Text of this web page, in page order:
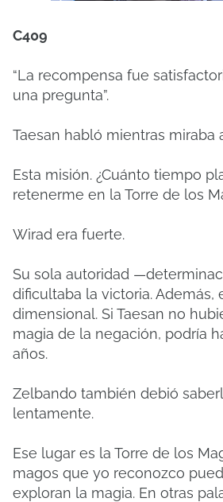
C409
“La recompensa fue
una pregunta”.
Taesan habló mientras miraba
Esta misión. ¿Cuánto tiempo
retenerme en la Torre de los
Wirad era fuerte.
Su sola autoridad
dificultaba la victoria. Además,
dimensional. Si Taesan no
magia de la negación, podría
años.
Zelbando también debió
lentamente.
Ese lugar es la Torre de los
magos que yo reconozco
exploran la magia. En otras